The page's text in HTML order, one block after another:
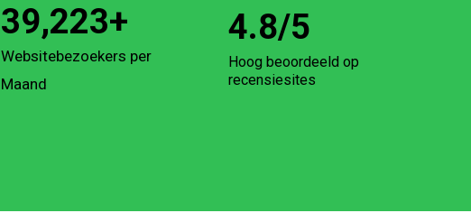
39,223+
Websitebezoekers per
Maand
4.8/5
Hoog beoordeeld op
recensiesites